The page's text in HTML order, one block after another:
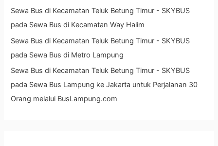
Sewa Bus di Kecamatan Teluk Betung Timur - SKYBUS
pada Sewa Bus di Kecamatan Way Halim
Sewa Bus di Kecamatan Teluk Betung Timur - SKYBUS
pada Sewa Bus di Metro Lampung
Sewa Bus di Kecamatan Teluk Betung Timur - SKYBUS
pada Sewa Bus Lampung ke Jakarta untuk Perjalanan 30
Orang melalui BusLampung.com